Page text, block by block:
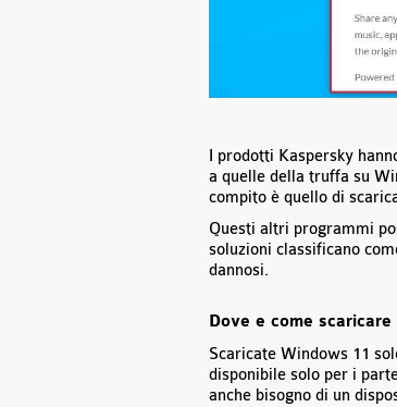
I prodotti Kaspersky
a quelle della truffa su
compito è quello di
Questi altri programmi
soluzioni classificano
dannosi.
Dove e come
Scaricate Windows 11
disponibile solo per i
anche bisogno di un